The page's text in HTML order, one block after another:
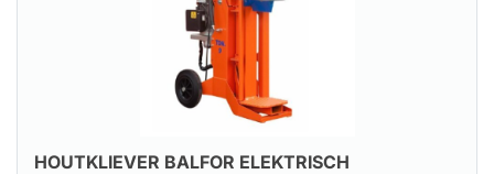
HOUTKLIEVER BALFOR ELEKTRISCH